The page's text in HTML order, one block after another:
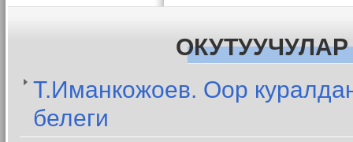
Т.Иманкожоев. Оор
белеги